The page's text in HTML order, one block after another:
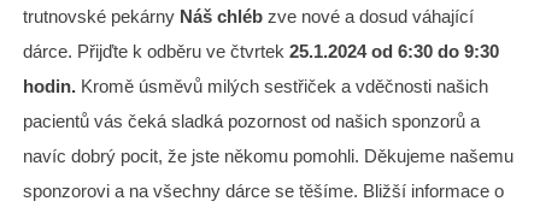
trutnovské pekárny Náš chléb zve nové a dosud váhající
dárce. Přijďte k odběru ve čtvrtek 25.1.2024 od 6:30 do 9:30
hodin. Kromě úsměvů milých sestřiček a vděčnosti našich
pacientů vás čeká sladká pozornost od našich sponzorů a
navíc dobrý pocit, že jste někomu pomohli. Děkujeme našemu
sponzorovi a na všechny dárce se těšíme. Bližší informace o